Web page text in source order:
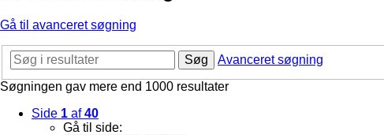
Gå til avanceret søgning
Søg
Avanceret søgning
Søgningen gav mere end 1000 resultater
Side 1 af40
Gå til side: